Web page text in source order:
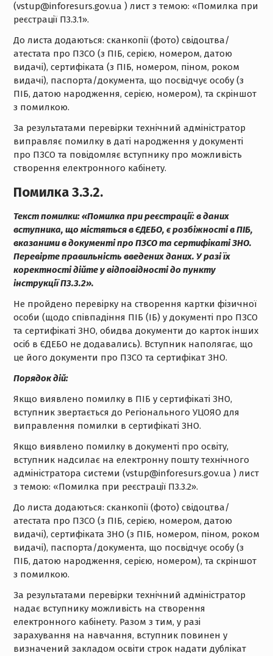
(vstup@inforesurs.gov.ua ) лист з темою: «Помилка при
реєстрації П3.3.1».
До листа додаються: сканкопії (фото) свідоцтва/
атестата про ПЗСО (з ПІБ, серією, номером, датою
видачі), сертифіката (з ПІБ, номером, піном, роком
видачі), паспорта/документа, що посвідчує особу (з
ПІБ, датою народження, серією, номером), та скріншот
з помилкою.
За результатами перевірки технічний адміністратор
виправляє помилку в даті народження у документі
про ПЗСО та повідомляє вступнику про можливість
створення електронного кабінету.
Помилка 3.3.2.
Текст помилки:«Помилка при реєстрації: в даних
вступника, що містяться в ЄДЕБО, є розбіжності в ПІБ,
вказаними в документі про ПЗСО та сертифікаті ЗНО.
Перевірте правильність введених даних. У разі їх
коректності дійте у відповідності до пункту
інструкції П3.3.2».
Не пройдено перевірку на створення картки фізичної
особи (щодо співпадіння ПІБ (ІБ) у документі про ПЗСО
та сертифікаті ЗНО, обидва документи до карток інших
осіб в ЄДЕБО не додавались). Вступник наполягає, що
це його документи про ПЗСО та сертифікат ЗНО.
Порядок дій:
Якщо виявлено помилку в ПІБ у сертифікаті ЗНО,
вступник звертається до Регіонального УЦОЯО для
виправлення помилки в сертифікаті ЗНО.
Якщо виявлено помилку в документі про освіту,
вступник надсилає на електронну пошту технічного
адміністратора системи (vstup@inforesurs.gov.ua ) лист
з темою: «Помилка при реєстрації П3.3.2».
До листа додаються: сканкопії (фото) свідоцтва/
атестата про ПЗСО (з ПІБ, серією, номером, датою
видачі), сертифіката ЗНО (з ПІБ, номером, піном, роком
видачі), паспорта/документа, що посвідчує особу (з
ПІБ, датою народження, серією, номером), та скріншот
з помилкою.
За результатами перевірки технічний адміністратор
надає вступнику можливість на створення
електронного кабінету. Разом з тим, у разі
зарахування на навчання, вступник повинен у
визначений закладом освіти строк надати дублікат